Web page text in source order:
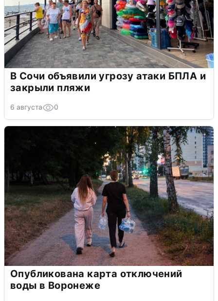
В Сочи объявили угрозу атаки БПЛА и
закрыли пляжи
6 августа 0
Опубликована карта отключений
воды в Воронеже